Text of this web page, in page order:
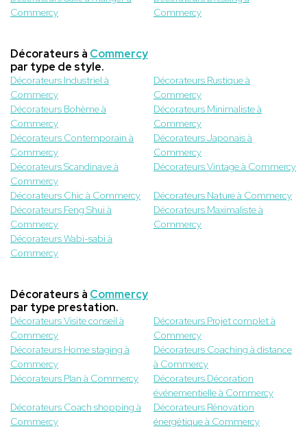
Commercy
Commercy
Décorateurs à Commercy
par type de style.
Décorateurs Industriel à
Commercy
Décorateurs Rustique à
Commercy
Décorateurs Bohème à
Commercy
Décorateurs Minimaliste à
Commercy
Décorateurs Contemporain à
Commercy
Décorateurs Japonais à
Commercy
Décorateurs Scandinave à
Commercy
Décorateurs Vintage à Commercy
Décorateurs Chic à Commercy
Décorateurs Nature à Commercy
Décorateurs Feng Shui à
Commercy
Décorateurs Maximaliste à
Commercy
Décorateurs Wabi-sabi à
Commercy
Décorateurs à Commercy
par type prestation.
Décorateurs Visite conseil à
Commercy
Décorateurs Projet complet à
Commercy
Décorateurs Home staging à
Commercy
Décorateurs Coaching à distance
à Commercy
Décorateurs Plan à Commercy
Décorateurs Décoration
événementielle à Commercy
Décorateurs Coach shopping à
Commercy
Décorateurs Rénovation
énergétique à Commercy